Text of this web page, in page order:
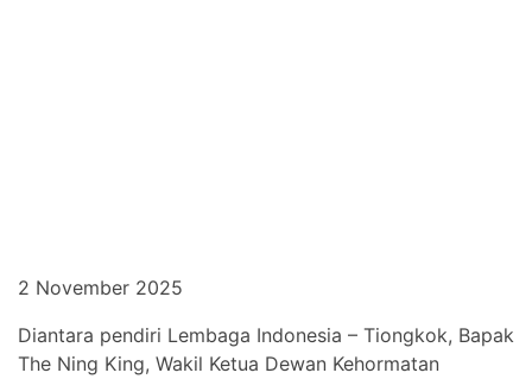
2 November 2025
Diantara pendiri Lembaga Indonesia – Tiongkok, Bapak
The Ning King, Wakil Ketua Dewan Kehormatan